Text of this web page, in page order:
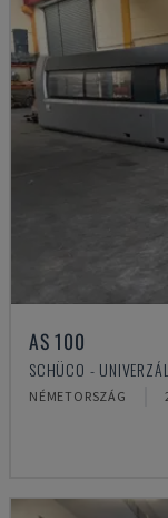
AS 100
SCHÜCO -
NÉMETORSZÁG